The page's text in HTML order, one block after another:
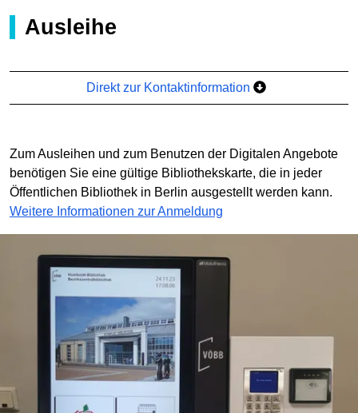
Ausleihe
Direkt zur Kontaktinformation
Zum Ausleihen und zum Benutzen der Digitalen Angebote
benötigen Sie eine gültige Bibliothekskarte, die in jeder
Öffentlichen Bibliothek in Berlin ausgestellt werden kann.
Weitere Informationen zur Anmeldung